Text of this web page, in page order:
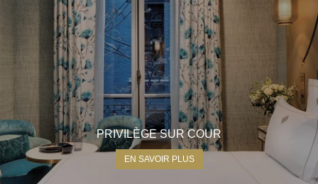
PRIVILÈGE SUR COUR
EN SAVOIR PLUS